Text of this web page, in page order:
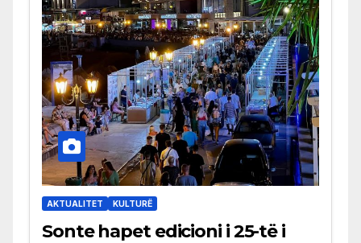
AKTUALITET KULTURË
Sonte hapet edicioni i 25-të i